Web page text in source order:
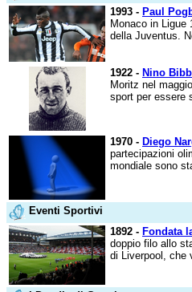
1993 - Paul
Monaco in Ligue
della Juventus.
1922 - Nino
Moritz nel
sport per essere
1970 - Diego
partecipazioni
mondiale sono
Eventi Sportivi
1892 - Fondata
doppio filo allo
di Liverpool, che